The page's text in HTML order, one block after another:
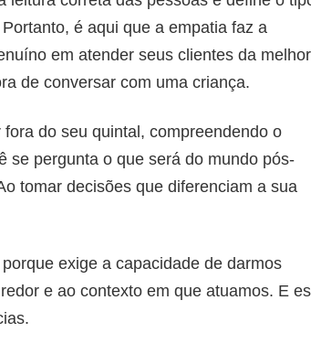
é aqui que a empatia faz a
em atender seus clientes da melhor
de conversar com uma criança.
do seu quintal, compreendendo o
se pergunta o que será do mundo pós-
tomar decisões que diferenciam a sua
exige a capacidade de darmos
e ao contexto em que atuamos. E